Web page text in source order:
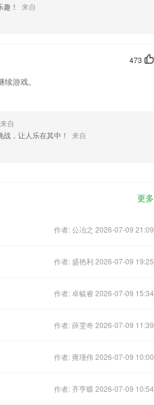
！
来自
473
游戏。
来自
，让人乐在其中！
来自
更多
作者: 公冶之 2026-07-09 21:09
作者: 盛艳利 2026-07-09 19:25
作者: 卓毓睿 2026-07-09 15:34
作者: 薛雯奇 2026-07-09 11:39
作者: 雍瑾伟 2026-07-09 10:00
作者: 齐亨蝶 2026-07-09 10:54